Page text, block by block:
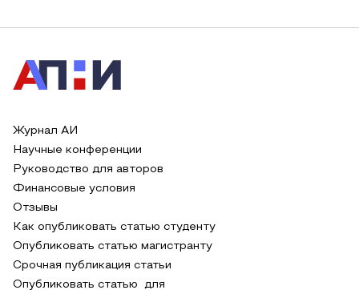
Журнал АИ
Научные конференции
Руководство для авторов
Финансовые условия
Отзывы
Как опубликовать статью студенту
Опубликовать статью магистранту
Срочная публикация статьи
Опубликовать статью для